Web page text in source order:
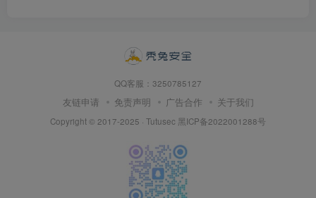
QQ客服：3250785127
友链申请 免责声明 广告合作 关于我们
Copyright © 2017-2025 · Tutusec 黑ICP备2022001288号